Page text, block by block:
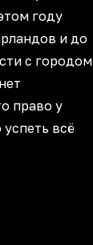
году
и до
с городом
право у
всё